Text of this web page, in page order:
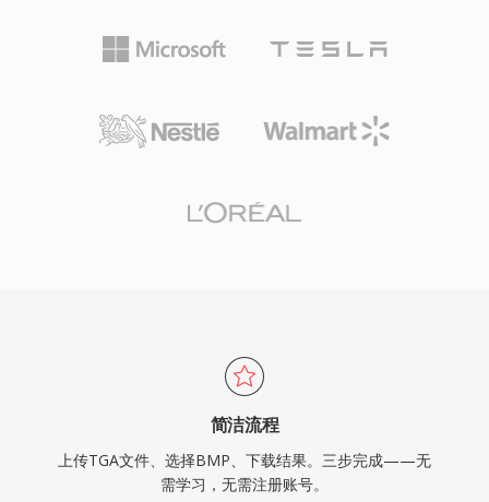
简洁流程
上传TGA文件、选择BMP、下载结果。三步完成——无
需学习，无需注册账号。